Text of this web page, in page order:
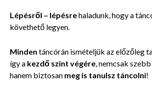
Lépésről – lépésrehaladunk, hogy a
követhető legyen.
Minden táncórán ismételjük az előzőleg
így a kezdő szint végére, nemcsak
hanem biztosan meg is tanulsz táncolni!